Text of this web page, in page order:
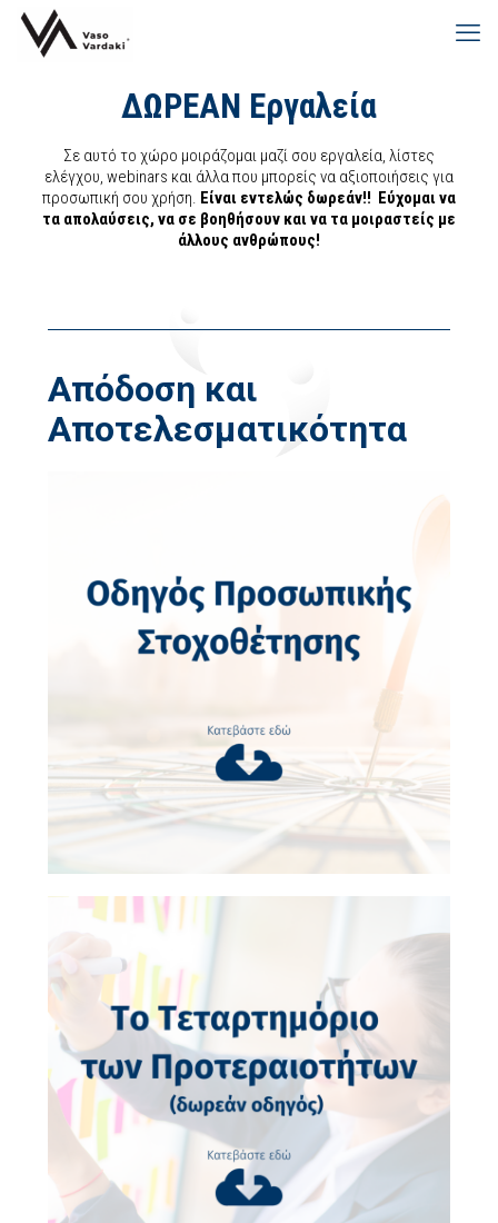
ΔΩΡΕΑΝ Εργαλεία
Σε αυτό το χώρο μοιράζομαι μαζί σου εργαλεία, λίστες
ελέγχου, webinars και άλλα που μπορείς να αξιοποιήσεις για
προσωπική σου χρήση. Είναι εντελώς δωρεάν!! Εύχομαι να
τα απολαύσεις, να σε βοηθήσουν και να τα μοιραστείς με
άλλους ανθρώπους!
Απόδοση και
Αποτελεσματικότητα